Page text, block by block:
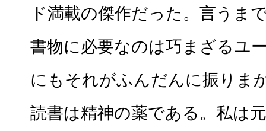
ド満載の傑作だった。言うま
書物に必要なのは巧まざるユ
にもそれがふんだんに振りま
読書は精神の薬である。私は